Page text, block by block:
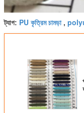
ট্যাগ: PU কৃত্রিম চামড়া,